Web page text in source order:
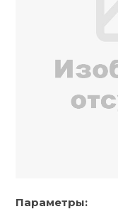
Параметры: